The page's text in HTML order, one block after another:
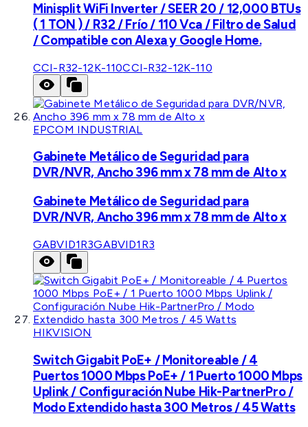
Minisplit WiFi Inverter / SEER 20 / 12,000 BTUs
( 1 TON ) / R32 / Frío / 110 Vca / Filtro de Salud
/ Compatible con Alexa y Google Home.
CCI-R32-12K-110CCI-R32-12K-110
EPCOM INDUSTRIAL
Gabinete Metálico de Seguridad para
DVR/NVR, Ancho 396 mm x 78 mm de Alto x
Gabinete Metálico de Seguridad para
DVR/NVR, Ancho 396 mm x 78 mm de Alto x
GABVID1R3GABVID1R3
HIKVISION
Switch Gigabit PoE+ / Monitoreable / 4
Puertos 1000 Mbps PoE+ / 1 Puerto 1000 Mbps
Uplink / Configuración Nube Hik-PartnerPro /
Modo Extendido hasta 300 Metros / 45 Watts